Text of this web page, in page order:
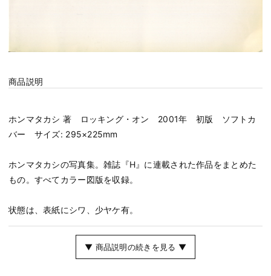
商品説明
ホンマタカシ 著 ロッキング・オン 2001年 初版 ソフトカ
バー サイズ: 295×225mm
ホンマタカシの写真集。雑誌『H』に連載された作品をまとめた
もの。すべてカラー図版を収録。
状態は、表紙にシワ、少ヤケ有。
▼ 商品説明の続きを見る ▼